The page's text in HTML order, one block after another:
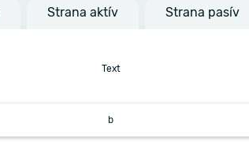
Strana aktív Strana pasív
Text
b